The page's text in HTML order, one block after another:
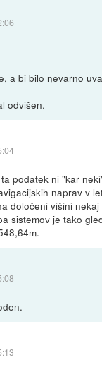
a bi bilo nevarno
odvišen.
podatek ni "kar
naprav v
določeni višini
sistemov je tako